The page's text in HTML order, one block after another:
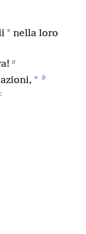
* nella loro
a
* b